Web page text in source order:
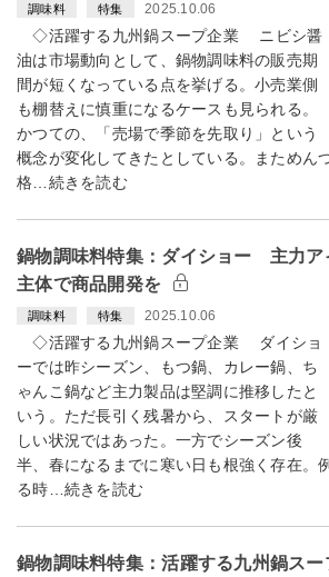
調味料 特集 2025.10.06
◇活躍する九州鍋スープ企業 ニビシ醤
油は市場動向として、鍋物調味料の販売期
間が短くなっている点を挙げる。小売業側
も棚替えに慎重になるケースも見られる。
かつての、「売場で季節を先取り」という
概念が変化してきたとしている。まためん
格…続きを読む
鍋物調味料特集：ダイショー 主力
主体で商品開発を
調味料 特集 2025.10.06
◇活躍する九州鍋スープ企業 ダイショ
ーでは昨シーズン、もつ鍋、カレー鍋、ち
ゃんこ鍋など主力製品は堅調に推移したと
いう。ただ長引く残暑から、スタートが厳
しい状況ではあった。一方でシーズン後
半、春になるまでに寒い日も根強く存在。
る時…続きを読む
鍋物調味料特集：活躍する九州鍋ス